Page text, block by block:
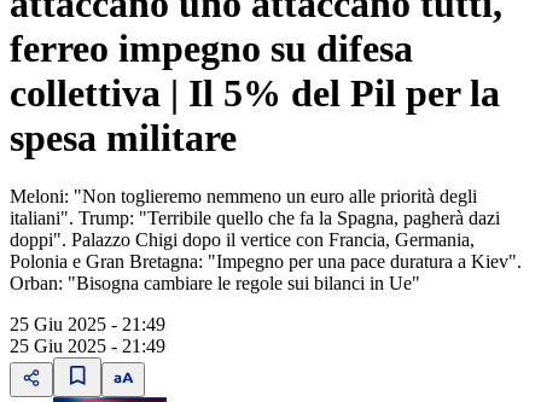
ferreo impegno su difesa
collettiva | Il 5% del Pil per la
spesa militare
Meloni: "Non toglieremo nemmeno un euro alle priorità degli
italiani". Trump: "Terribile quello che fa la Spagna, pagherà dazi
doppi". Palazzo Chigi dopo il vertice con Francia, Germania,
Polonia e Gran Bretagna: "Impegno per una pace duratura a Kiev".
Orban: "Bisogna cambiare le regole sui bilanci in Ue"
25 Giu 2025 - 21:49
25 Giu 2025 - 21:49